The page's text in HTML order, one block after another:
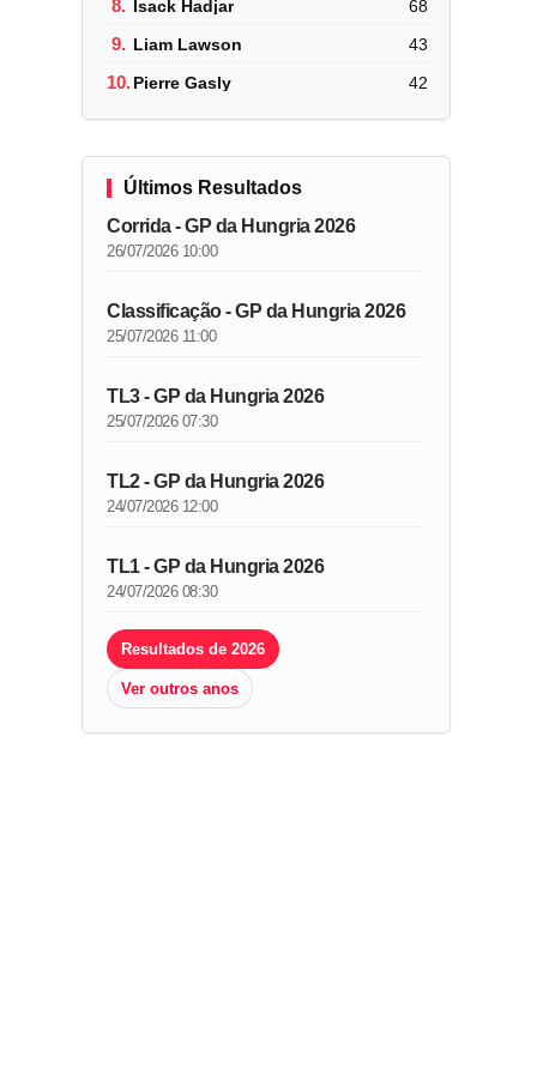
8. Isack Hadjar 68
9. Liam Lawson 43
10.Pierre Gasly 42
Últimos Resultados
Corrida - GP da Hungria 2026
26/07/2026 10:00
Classificação - GP da Hungria 2026
25/07/2026 11:00
TL3 - GP da Hungria 2026
25/07/2026 07:30
TL2 - GP da Hungria 2026
24/07/2026 12:00
TL1 - GP da Hungria 2026
24/07/2026 08:30
Resultados de 2026
Ver outros anos